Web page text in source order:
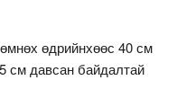
өдрийнхөөс 40 см
см давсан байдалтай